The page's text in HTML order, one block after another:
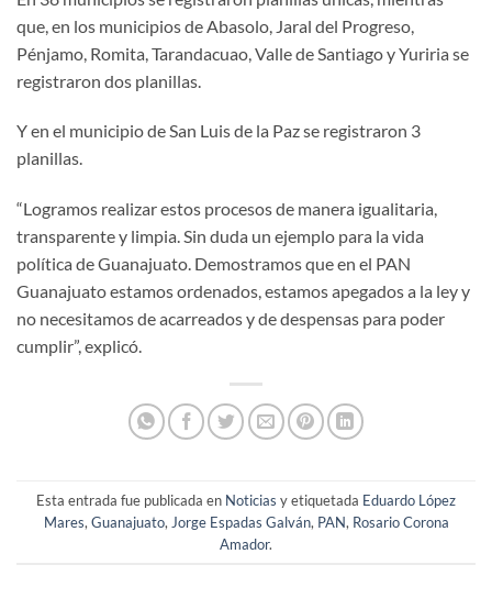
que, en los municipios de Abasolo, Jaral del Progreso,
Pénjamo, Romita, Tarandacuao, Valle de Santiago y Yuriria se
registraron dos planillas.
Y en el municipio de San Luis de la Paz se registraron 3
planillas.
“Logramos realizar estos procesos de manera igualitaria,
transparente y limpia. Sin duda un ejemplo para la vida
política de Guanajuato. Demostramos que en el PAN
Guanajuato estamos ordenados, estamos apegados a la ley y
no necesitamos de acarreados y de despensas para poder
cumplir”, explicó.
Esta entrada fue publicada en Noticias y etiquetada Eduardo López
Mares, Guanajuato, Jorge Espadas Galván, PAN, Rosario Corona
Amador.